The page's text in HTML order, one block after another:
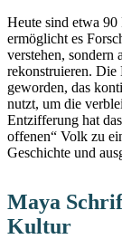
Heute sind etwa 90
ermöglicht es
verstehen, sondern
rekonstruieren. Die
geworden, das
nutzt, um die
Entzifferung hat
offenen“ Volk zu
Geschichte und
Maya
Kultur